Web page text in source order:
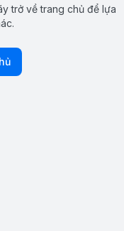
trở về trang chủ để lựa